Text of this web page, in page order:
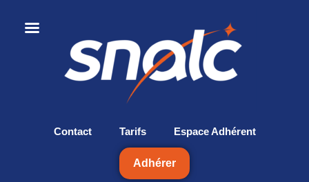
Contact Tarifs Espace Adhérent
Adhérer